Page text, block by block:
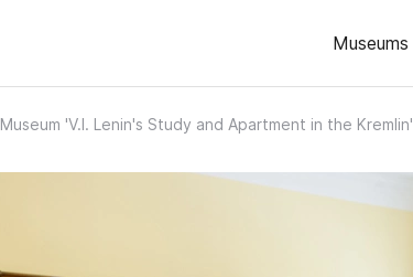
Museums
Museum 'V.I. Lenin's Study and Apartment in the Kremlin'